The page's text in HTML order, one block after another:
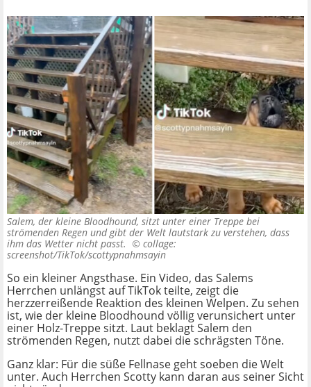
Salem, der kleine Bloodhound, sitzt unter einer Treppe bei
strömenden Regen und gibt der Welt lautstark zu verstehen, dass
ihm das Wetter nicht passt. © collage:
screenshot/TikTok/scottypnahmsayin
So ein kleiner Angsthase. Ein Video, das Salems
Herrchen unlängst auf TikTok teilte, zeigt die
herzzerreißende Reaktion des kleinen Welpen. Zu sehen
ist, wie der kleine Bloodhound völlig verunsichert unter
einer Holz-Treppe sitzt. Laut beklagt Salem den
strömenden Regen, nutzt dabei die schrägsten Töne.
Ganz klar: Für die süße Fellnase geht soeben die Welt
unter. Auch Herrchen Scotty kann daran aus seiner Sicht